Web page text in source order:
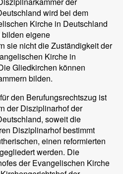
wird bei dem
Kirche in Deutschland
eigene
sie nicht die Zuständigkeit der
Kirche in
Gliedkirchen können
bilden.
den Berufungsrechtszug ist
der Disziplinarhof der
soweit die
Disziplinarhof bestimmt
einen reformierten
werden. Die
der Evangelischen Kirche